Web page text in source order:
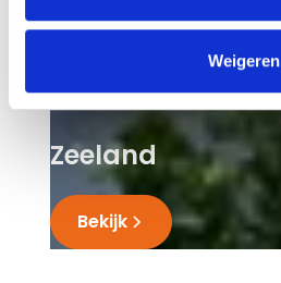
Weigeren
Zeeland
Bekijk